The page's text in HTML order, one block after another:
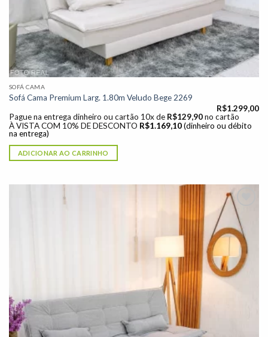
SOFÁ CAMA
Sofá Cama Premium Larg. 1.80m Veludo Bege 2269
R$1.299,00
Pague na entrega dinheiro ou cartão 10x de R$129,90 no cartão
À VISTA COM 10% DE DESCONTO R$1.169,10 (dinheiro ou débito
na entrega)
ADICIONAR AO CARRINHO
Adicionar
à lista de
desejos"